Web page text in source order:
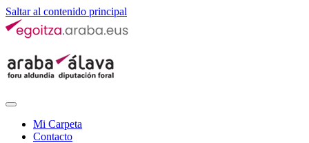
Saltar al contenido principal
Mi Carpeta
Contacto